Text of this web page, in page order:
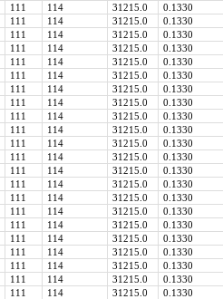
111 114 31215.0
0.1330
111 114 31215.0
0.1330
111 114 31215.0
0.1330
111 114 31215.0
0.1330
111 114 31215.0
0.1330
111 114 31215.0
0.1330
111 114 31215.0
0.1330
111 114 31215.0
0.1330
111 114 31215.0
0.1330
111 114 31215.0
0.1330
111 114 31215.0
0.1330
111 114 31215.0
0.1330
111 114 31215.0
0.1330
111 114 31215.0
0.1330
111 114 31215.0
0.1330
111 114 31215.0
0.1330
111 114 31215.0
0.1330
111 114 31215.0
0.1330
111 114 31215.0
0.1330
111 114 31215.0
0.1330
111 114 31215.0
0.1330
111 114 31215.0
0.1330